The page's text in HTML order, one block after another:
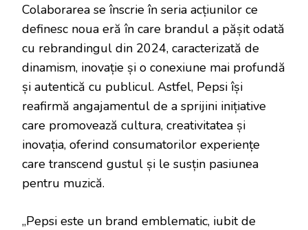
Colaborarea se înscrie în seria acțiunilor ce
definesc noua eră în care brandul a pășit odată
cu rebrandingul din 2024, caracterizată de
dinamism, inovație și o conexiune mai profundă
și autentică cu publicul. Astfel, Pepsi își
reafirmă angajamentul de a sprijini inițiative
care promovează cultura, creativitatea și
inovația, oferind consumatorilor experiențe
care transcend gustul și le susțin pasiunea
pentru muzică.
„Pepsi este un brand emblematic, iubit de